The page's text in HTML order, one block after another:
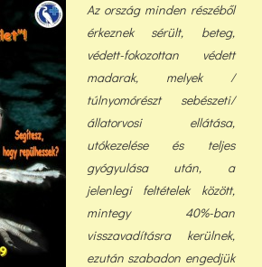
Az ország minden részéből
érkeznek sérült, beteg,
védett-fokozottan védett
madarak, melyek /
túlnyomórészt sebészeti/
állatorvosi ellátása,
utókezelése és teljes
gyógyulása után, a
jelenlegi feltételek között,
mintegy 40%-ban
visszavadításra kerülnek,
ezután szabadon engedjük